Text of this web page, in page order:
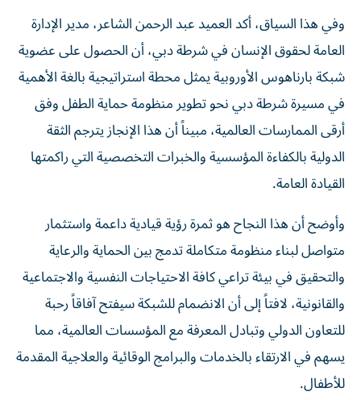
وفي هذا السياق، أكد العميد عبد الرحمن الشاعر، مدير الإدارة
العامة لحقوق الإنسان في شرطة دبي، أن الحصول على عضوية
شبكة بارناهوس الأوروبية يمثل محطة استراتيجية بالغة الأهمية
في مسيرة شرطة دبي نحو تطوير منظومة حماية الطفل وفق
أرقى الممارسات العالمية، مبيناً أن هذا الإنجاز يترجم الثقة
الدولية بالكفاءة المؤسسية والخبرات التخصصية التي راكمتها
القيادة العامة.
وأوضح أن هذا النجاح هو ثمرة رؤية قيادية داعمة واستثمار
متواصل لبناء منظومة متكاملة تدمج بين الحماية والرعاية
والتحقيق في بيئة تراعي كافة الاحتياجات النفسية والاجتماعية
والقانونية، لافتاً إلى أن الانضمام للشبكة سيفتح آفاقاً رحبة
للتعاون الدولي وتبادل المعرفة مع المؤسسات العالمية، مما
يسهم في الارتقاء بالخدمات والبرامج الوقائية والعلاجية المقدمة
للأطفال.